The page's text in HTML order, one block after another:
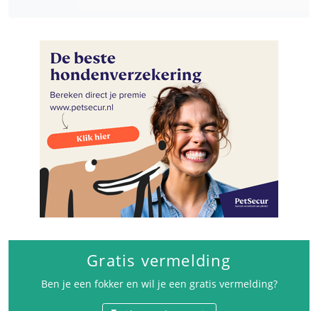
Gratis vermelding
Ben je een fokker en wil je een gratis vermelding?